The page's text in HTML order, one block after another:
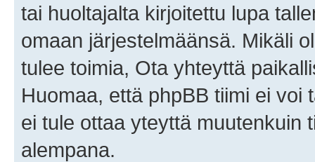
tai huoltajalta kirjoitettu lupa
omaan järjestelmäänsä. Mikäli
tulee toimia, Ota yhteyttä
Huomaa, että phpBB tiimi ei
ei tule ottaa yteyttä muutenkuin
alempana.